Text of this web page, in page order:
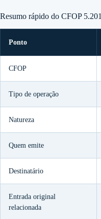
Resumo rápido do CFOP 5.201
Ponto
CFOP
Tipo de operação
Natureza
Quem emite
Destinatário
Entrada original
relacionada